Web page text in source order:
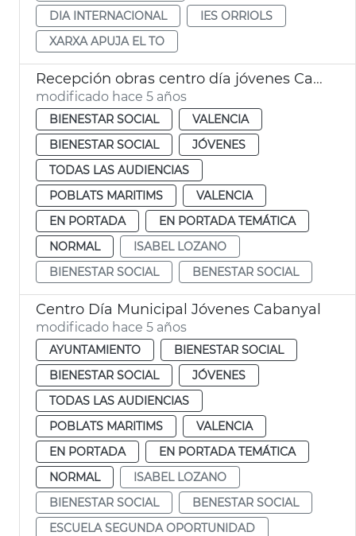
DIA INTERNACIONAL
IES ORRIOLS
XARXA APUJA EL TO
Recepción obras centro día jóvenes Cabanyal
modificado hace 5 años
BIENESTAR SOCIAL
VALENCIA
BIENESTAR SOCIAL
JÓVENES
TODAS LAS AUDIENCIAS
POBLATS MARITIMS
VALENCIA
EN PORTADA
EN PORTADA TEMÁTICA
NORMAL
ISABEL LOZANO
BIENESTAR SOCIAL
BENESTAR SOCIAL
Centro Día Municipal Jóvenes Cabanyal
modificado hace 5 años
AYUNTAMIENTO
BIENESTAR SOCIAL
BIENESTAR SOCIAL
JÓVENES
TODAS LAS AUDIENCIAS
POBLATS MARITIMS
VALENCIA
EN PORTADA
EN PORTADA TEMÁTICA
NORMAL
ISABEL LOZANO
BIENESTAR SOCIAL
BENESTAR SOCIAL
ESCUELA SEGUNDA OPORTUNIDAD